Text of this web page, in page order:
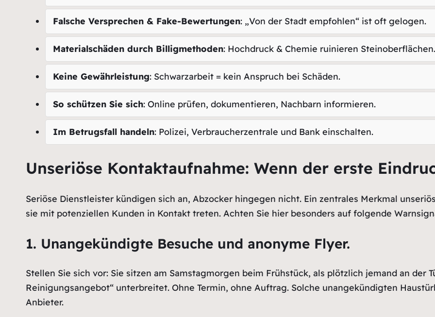
Falsche Versprechen & Fake-Bewertungen: „Von der Stadt empfohlen“ ist oft gelogen.
Materialschäden durch Billigmethoden: Hochdruck & Chemie ruinieren Steinoberflächen.
Keine Gewährleistung: Schwarzarbeit = kein Anspruch bei Schäden.
So schützen Sie sich: Online prüfen, dokumentieren, Nachbarn informieren.
Im Betrugsfall handeln: Polizei, Verbraucherzentrale und Bank einschalten.
Unseriöse Kontaktaufnahme: Wenn der erste
Seriöse Dienstleister kündigen sich an, Abzocker hingegen nicht. Ein zentrales Merkmal
sie mit potenziellen Kunden in Kontakt treten. Achten Sie hier besonders auf folgende
1. Unangekündigte Besuche und anonyme Flyer.
Stellen Sie sich vor: Sie sitzen am Samstagmorgen beim Frühstück, als plötzlich jemand an der
Reinigungsangebot“ unterbreitet. Ohne Termin, ohne Auftrag. Solche unangekündigten
Anbieter.